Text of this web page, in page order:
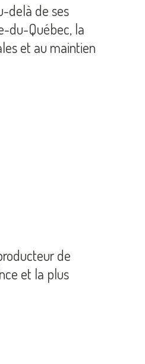
delà de ses
du-Québec, la
et au maintien
de
et la plus